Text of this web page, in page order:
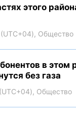
этого
Общество
в этом
без газа
Общество